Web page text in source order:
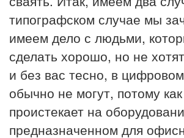
типографском случае мы
имеем дело с людьми,
сделать хорошо, но не
и без вас тесно, в
обычно не могут, потому
проистекает на
предназначенном для